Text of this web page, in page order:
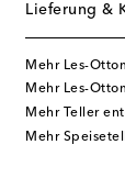
Lieferung &
Mehr Les-
Mehr Les-
Mehr Teller
Mehr